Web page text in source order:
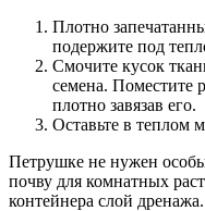
Плотно
подержите под
Смочите кусок
семена. Поместите
плотно завязав его.
Оставьте в теплом
Петрушке не нужен
почву для комнатных
контейнера слой дренажа.